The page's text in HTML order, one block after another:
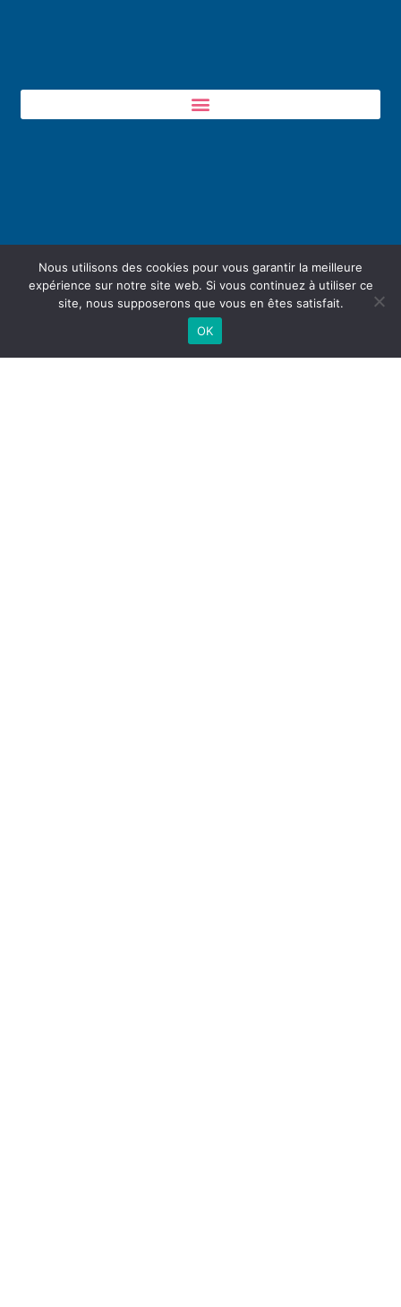
Nous utilisons des cookies pour vous garantir la meilleure
expérience sur notre site web. Si vous continuez à utiliser ce
site, nous supposerons que vous en êtes satisfait.
OK